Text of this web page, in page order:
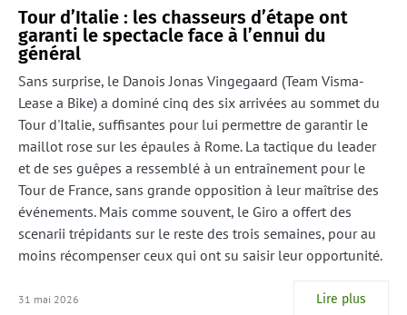
Tour d’Italie : les chasseurs d’étape ont
garanti le spectacle face à l’ennui du
général
Sans surprise, le Danois Jonas Vingegaard (Team Visma-
Lease a Bike) a dominé cinq des six arrivées au sommet du
Tour d'Italie, suffisantes pour lui permettre de garantir le
maillot rose sur les épaules à Rome. La tactique du leader
et de ses guêpes a ressemblé à un entraînement pour le
Tour de France, sans grande opposition à leur maîtrise des
événements. Mais comme souvent, le Giro a offert des
scenarii trépidants sur le reste des trois semaines, pour au
moins récompenser ceux qui ont su saisir leur opportunité.
31 mai 2026 Lire plus